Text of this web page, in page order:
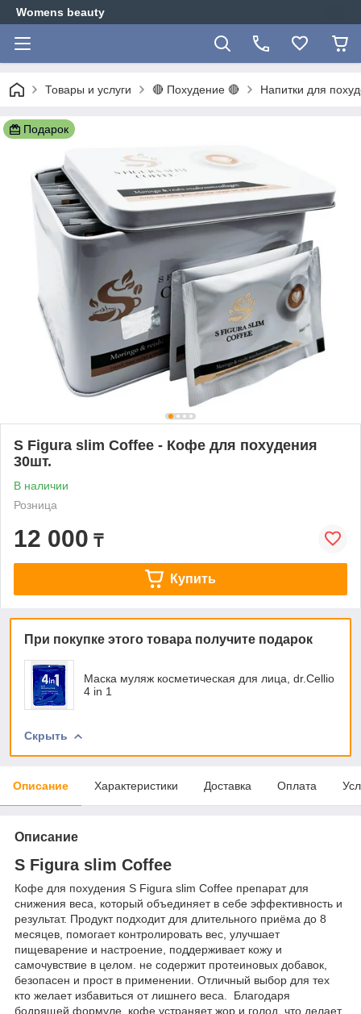
Womens beauty
Товары и услуги 🔴 Похудение 🔴 Напитки для
Подарок
S Figura slim Coffee - Кофе для похудения
30шт.
В наличии
Розница
12 000 ₸
Купить
При покупке этого товара получите подарок
Маска муляж косметическая для лица, dr.Cellio
4 in 1
Скрыть
Описание Характеристики Доставка Оплата
Описание
S Figura slim Coffee
Кофе для похудения S Figura slim Coffee препарат для
снижения веса, который объединяет в себе эффективность и
результат. Продукт подходит для длительного приёма до 8
месяцев, помогает контролировать вес, улучшает
пищеварение и настроение, поддерживает кожу и
самочувствие в целом. не содержит протеиновых добавок,
безопасен и прост в применении. Отличный выбор для тех
кто желает избавиться от лишнего веса. Благодаря
бодрящей формуле, кофе устраняет жор и голод, что делает